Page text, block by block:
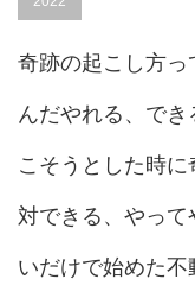
奇跡の起こし方っ
んだやれる、で
こそうとした時
対できる、やっ
いだけで始めた